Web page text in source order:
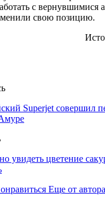
с вернувшимися
свою позицию.
Superjet совершил
увидеть цветение
Еще от автора